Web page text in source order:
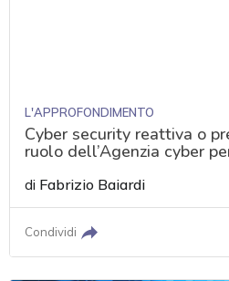
L'APPROFONDIMENTO
Cyber security reattiva o
ruolo dell’Agenzia cyber
di Fabrizio Baiardi
Condividi